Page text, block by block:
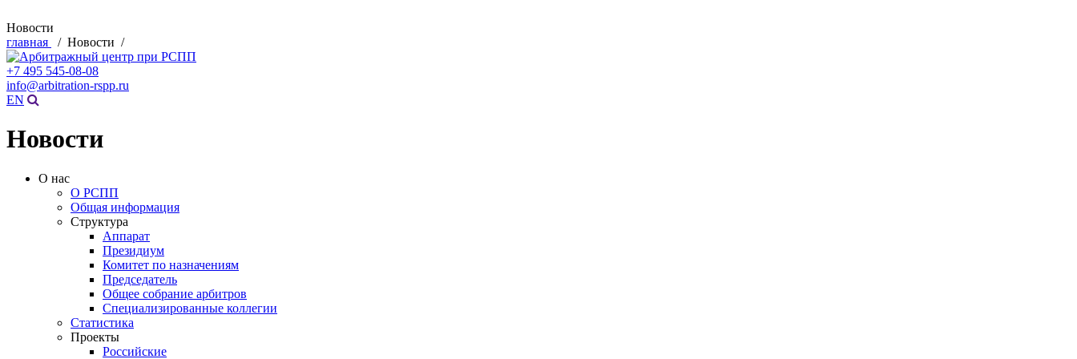
Новости
главная
/ Новости /
+7 495 545-08-08
info@arbitration-rspp.ru
EN
Новости
О нас
О РСПП
Общая информация
Структура
Аппарат
Президиум
Комитет по назначениям
Председатель
Общее собрание арбитров
Специализированные коллегии
Статистика
Проекты
Российские